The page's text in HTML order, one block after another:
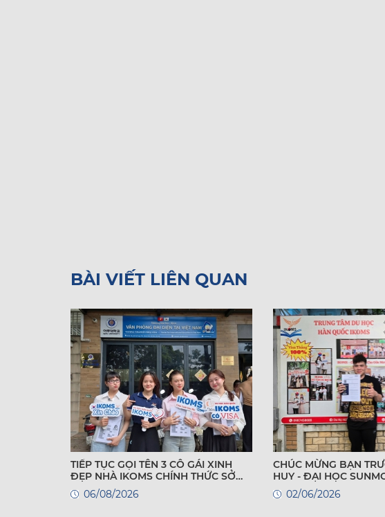
BÀI VIẾT LIÊN QUAN
TIẾP TỤC GỌI TÊN 3 CÔ GÁI XINH
ĐẸP NHÀ IKOMS CHÍNH THỨC SỞ
HỮU VISA DU HỌC HÀN QUỐC!
06/08/2026
CHÚC MỪNG BẠN
HUY - ĐẠI HỌC
QUỐC
02/06/2026